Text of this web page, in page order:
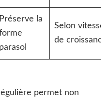
Préserve la
parasol
Selon vitesse
de croissance
permet non